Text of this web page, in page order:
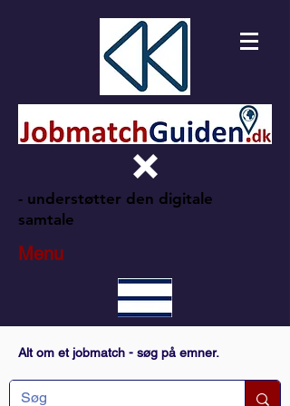
- understøtter den digitale
samtale
Menu
Alt om et jobmatch - søg på emner.